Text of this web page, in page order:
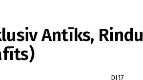
Antīks, Rindu
DI17